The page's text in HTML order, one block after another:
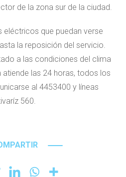
de la zona sur de la ciudad.
que puedan verse
la reposición del servicio.
a las condiciones del clima
atiende las 24 horas, todos los
al 4453400 y líneas
560.